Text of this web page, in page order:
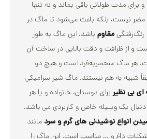
باقی بماند و نه تنها
باعث می‌شود تا ماگ در
باشد. این ماگ به طور
و دقت بالایی در ساخت آن
است و هیچ دو
نیستند. ماگ شیر سرامیکی
دوستان، خانواده و یا هر
خاص و کاربردی می باشد.
های گرم و سردمانند
مناسب است. این ماگ را